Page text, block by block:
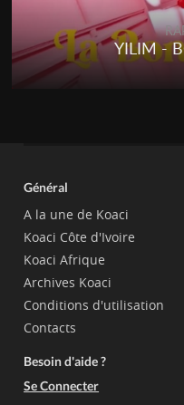
YILIM -
Général
A la une de Koaci
Koaci Côte d'Ivoire
Koaci Afrique
Archives Koaci
Conditions d'utilisation
Contacts
Besoin d'aide ?
Se Connecter